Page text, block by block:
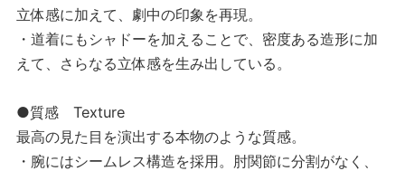
立体感に加えて、劇中の印象を再現。
・道着にもシャドーを加えることで、密度ある造形に加
えて、さらなる立体感を生み出している。
●質感 Texture
最高の見た目を演出する本物のような質感。
・腕にはシームレス構造を採用。肘関節に分割がなく、